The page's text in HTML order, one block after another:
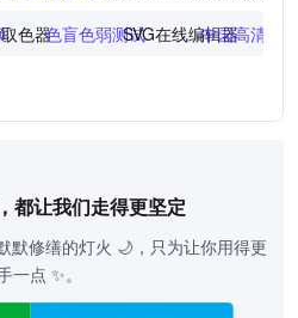
色器色盲色弱测试SVG在线编辑器中国高清地
都让我们走得更坚定
默修缮的灯火 🌙，只为让你用得更
一点 ✨。